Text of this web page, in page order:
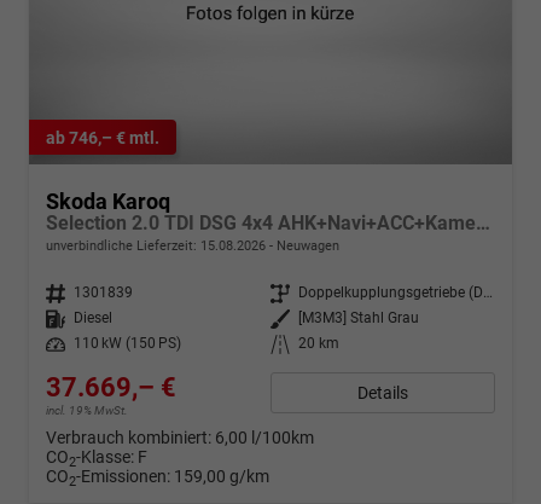
ab 746,– € mtl.
Skoda Karoq
Selection 2.0 TDI DSG 4x4 AHK+Navi+ACC+Kamera+Sitzheiz+eHeck+Chrom+Lodge+GV5
unverbindliche Lieferzeit: 15.08.2026 Neuwagen
Fahrzeugnr. 1301839 Getriebe
Doppelkupplungsgetriebe (DSG)
Kraftstoff
Diesel Außenfarbe
[M3M3] Stahl Grau
Leistung
110 kW (150 PS) Kilometerstand 20 km
37.669,– €
incl. 19% MwSt.
Details
Verbrauch kombiniert: 6,00 l/100km
CO2-Klasse: F
CO2-Emissionen: 159,00 g/km